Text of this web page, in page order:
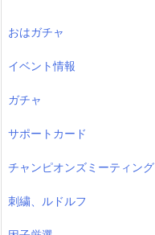
おはガチャ
イベント情報
ガチャ
サポートカード
チャンピオンズミーティング
刺繍、ルドルフ